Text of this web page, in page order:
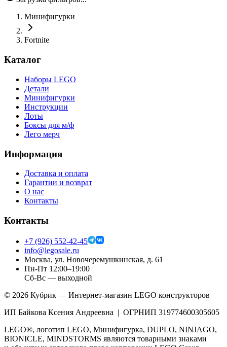
Минифигурки
Fortnite
Каталог
Наборы LEGO
Детали
Минифигурки
Инструкции
Лоты
Боксы для м/ф
Лего мерч
Информация
Доставка и оплата
Гарантии и возврат
О нас
Контакты
Контакты
+7 (926) 552-42-45
info@legosale.ru
Москва, ул. Новочеремушкинская, д. 61
Пн-Пт 12:00–19:00
Сб-Вс — выходной
© 2026 Кубрик — Интернет-магазин LEGO конструкторов
ИП Байкова Ксения Андреевна | ОГРНИП 319774600305605
LEGO®, логотип LEGO, Минифигурка, DUPLO, NINJAGO,
BIONICLE, MINDSTORMS являются товарными знаками